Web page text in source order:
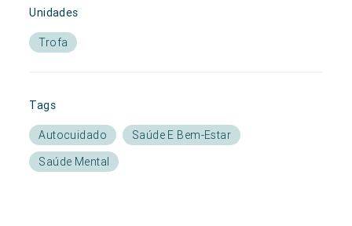
Unidades
Trofa
Tags
Autocuidado
Saúde E Bem-Estar
Saúde Mental